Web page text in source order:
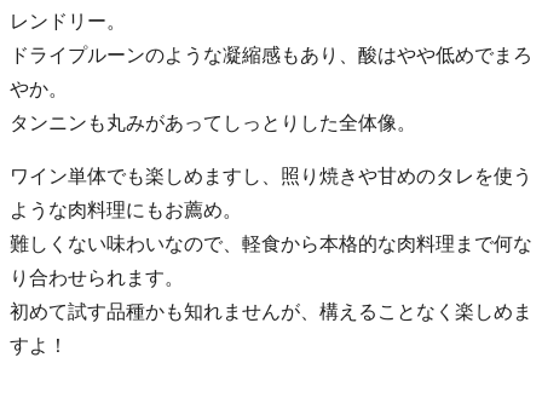
レンドリー。
ドライプルーンのような凝縮感もあり、酸はやや低めでまろ
やか。
タンニンも丸みがあってしっとりした全体像。
ワイン単体でも楽しめますし、照り焼きや甘めのタレを使う
ような肉料理にもお薦め。
難しくない味わいなので、軽食から本格的な肉料理まで何な
り合わせられます。
初めて試す品種かも知れませんが、構えることなく楽しめま
すよ！